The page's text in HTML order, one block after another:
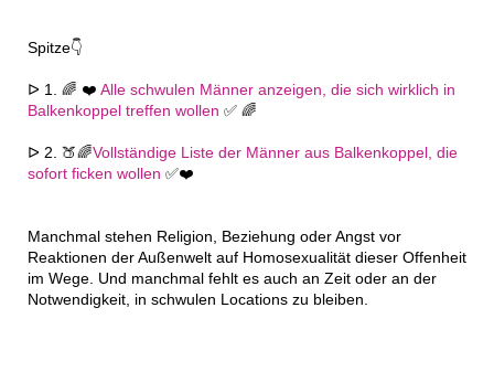
Spitze👇
ᐅ 1. 🌈 ❤️ Alle schwulen Männer anzeigen, die sich wirklich in
Balkenkoppel treffen wollen ✅ 🌈
ᐅ 2. 🍑🌈Vollständige Liste der Männer aus Balkenkoppel, die
sofort ficken wollen ✅❤️
Manchmal stehen Religion, Beziehung oder Angst vor
Reaktionen der Außenwelt auf Homosexualität dieser Offenheit
im Wege. Und manchmal fehlt es auch an Zeit oder an der
Notwendigkeit, in schwulen Locations zu bleiben.